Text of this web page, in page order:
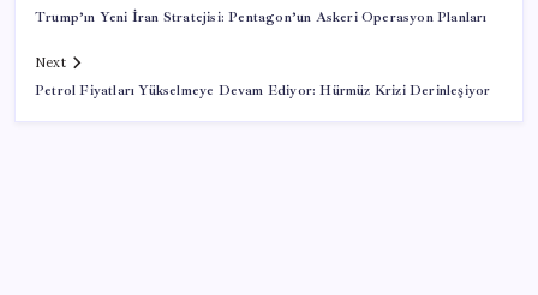
Trump’ın Yeni İran Stratejisi: Pentagon’un Askeri Operasyon Planları
Next
Petrol Fiyatları Yükselmeye Devam Ediyor: Hürmüz Krizi Derinleşiyor